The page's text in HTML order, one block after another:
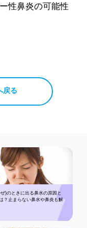
性鼻炎の可能性
戻る
ぜ)のときに出る鼻水の原因と
？止まらない鼻水や鼻炎も解